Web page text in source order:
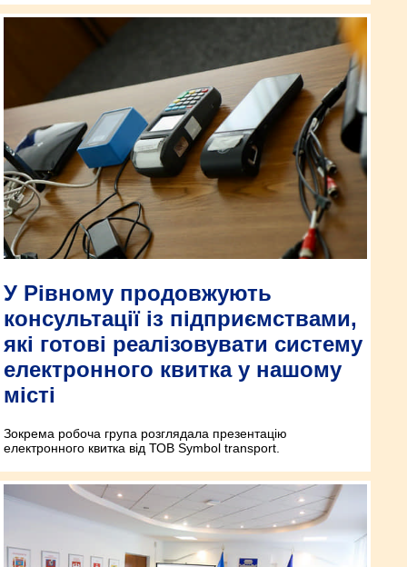
У Рівному продовжують
консультації із підприємствами,
які готові реалізовувати систему
електронного квитка у нашому
місті
Зокрема робоча група розглядала презентацію
електронного квитка від ТОВ Symbol transport.